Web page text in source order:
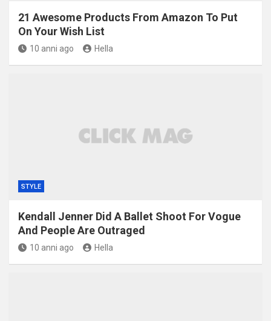
21 Awesome Products From Amazon To Put
On Your Wish List
10 anni ago Hella
STYLE
Kendall Jenner Did A Ballet Shoot For Vogue
And People Are Outraged
10 anni ago Hella